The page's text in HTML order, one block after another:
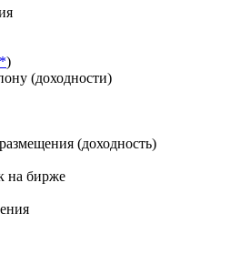
(доходности)
(доходность)
на бирже